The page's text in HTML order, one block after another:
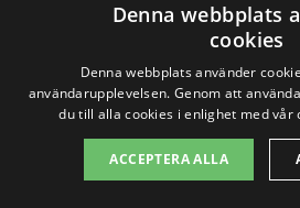
referenser från tidigare
kan känna dig trygg i
På denna plattform
enkelt få kontakt med
Denna webbplats
cookies
Denna webbplats använder
användarupplevelsen. Genom att
du till alla cookies i enlighet med vår
ACCEPTERA ALLA